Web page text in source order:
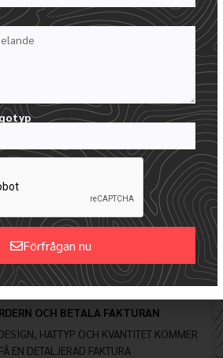
ATT FÅ DINA MOCKUPS
OCH BETALA FAKTURAN
HATTYP OCH KVANTITET KOMMER
EN DETALJERAD FAKTURA
Förfrågan nu